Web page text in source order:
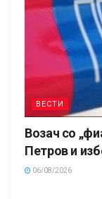
ВЕСТИ
Возач со
Петров и
06/08/2026